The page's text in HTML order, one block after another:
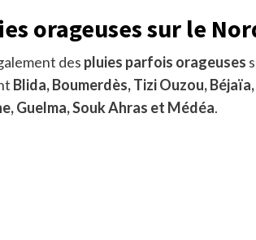
orageuses sur le
des pluies parfois orageuses
Blida, Boumerdès, Tizi Ouzou,
Guelma, Souk Ahras et Médéa.